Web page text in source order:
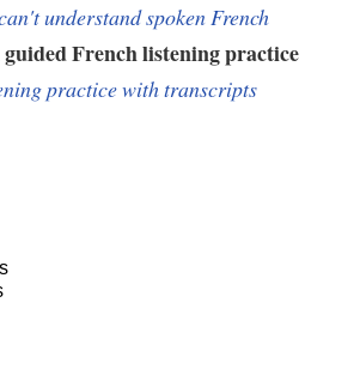
understand spoken French
guided French listening practice
practice with transcripts